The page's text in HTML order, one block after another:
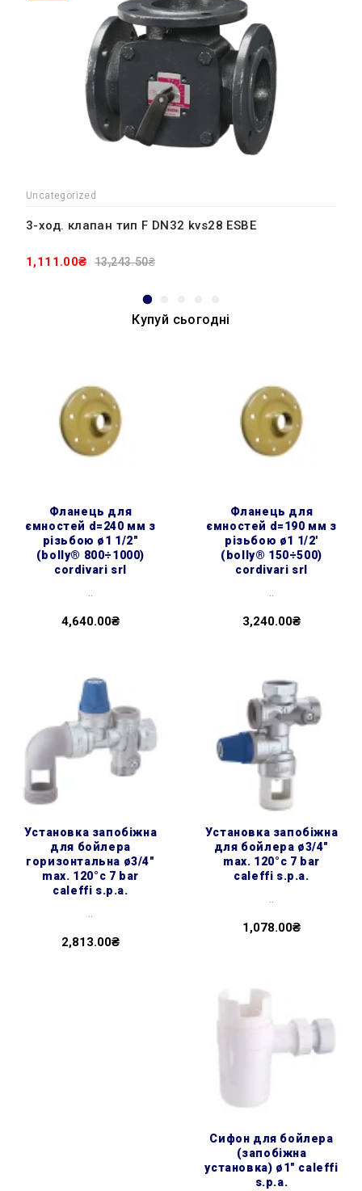
Uncategorized
3-ход. клапан тип F DN32 kvs28 ESBE
1,111.00₴ 13,243.50₴
Купуй сьогодні
фланець для
ємностей d=240 мм з
різьбою ø1 1/2″
(bolly® 800÷1000)
cordivari srl
4,640.00₴
фланець для
ємностей d=190 мм з
різьбою ø1 1/2'
(bolly® 150÷500)
cordivari srl
3,240.00₴
установка запобіжна
для бойлера
горизонтальна ø3/4″
max. 120°c 7 bar
caleffi s.p.a.
2,813.00₴
установка запобіжна
для бойлера ø3/4″
max. 120°c 7 bar
caleffi s.p.a.
1,078.00₴
сифон для бойлера
(запобіжна
установка) ø1″ caleffi
s.p.a.